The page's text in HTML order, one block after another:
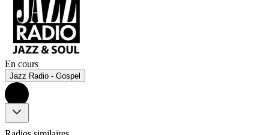
En cours
Jazz Radio - Gospel